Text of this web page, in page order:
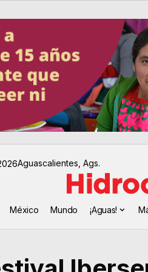
Aguascalientes, Ags.
México Mundo ¡Aguas!